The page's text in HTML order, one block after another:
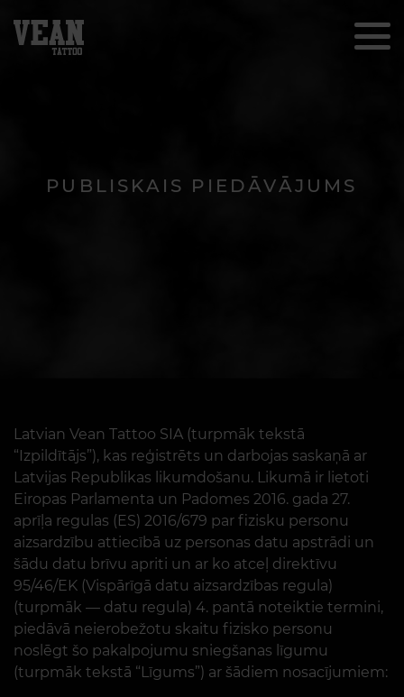
PUBLISKAIS PIEDĀVĀJUMS
Latvian Vean Tattoo SIA (turpmāk tekstā
“Izpildītājs”), kas reģistrēts un darbojas saskaņā ar
Latvijas Republikas likumdošanu. Likumā ir lietoti
Eiropas Parlamenta un Padomes 2016. gada 27.
aprīļa regulas (ES) 2016/679 par fizisku personu
aizsardzību attiecībā uz personas datu apstrādi un
šādu datu brīvu apriti un ar ko atceļ direktīvu
95/46/EK (Vispārīgā datu aizsardzības regula)
(turpmāk — datu regula) 4. pantā noteiktie termini,
piedāvā neierobežotu skaitu fizisko personu
noslēgt šo pakalpojumu sniegšanas līgumu
(turpmāk tekstā “Līgums”) ar šādiem nosacījumiem: